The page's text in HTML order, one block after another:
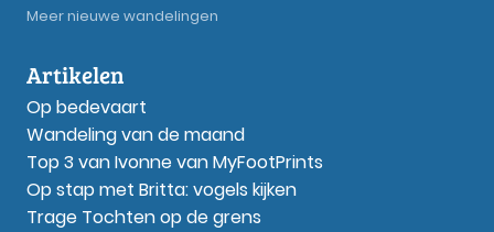
Meer nieuwe wandelingen
Artikelen
Op bedevaart
Wandeling van de maand
Top 3 van Ivonne van MyFootPrints
Op stap met Britta: vogels kijken
Trage Tochten op de grens